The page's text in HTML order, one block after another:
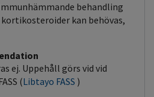
behandling
kan behövas,
ej. Uppehåll görs vid vid
(Libtayo FASS )